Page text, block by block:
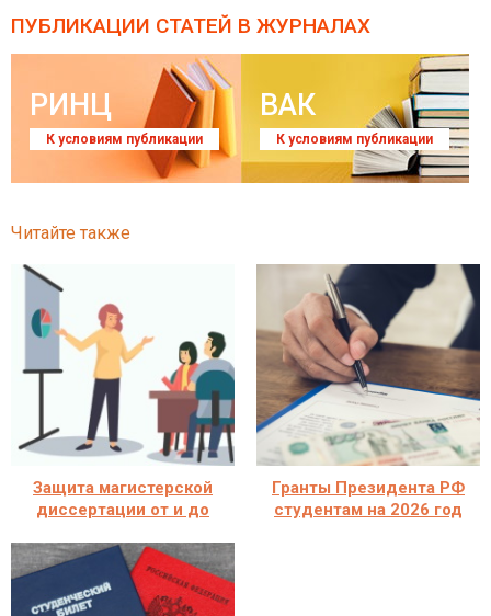
ПУБЛИКАЦИИ СТАТЕЙ В ЖУРНАЛАХ
РИНЦ
К условиям публикации
ВАК
К условиям публикации
Читайте также
Защита магистерской
диссертации от и до
Гранты Президента РФ
студентам на 2026 год